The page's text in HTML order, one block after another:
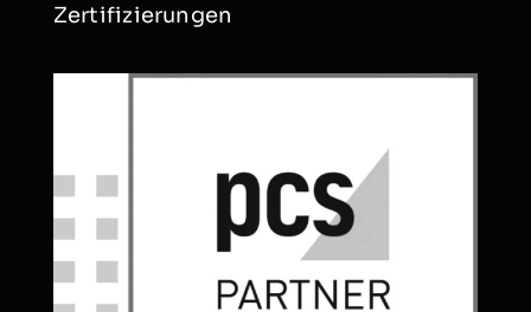
Zertifizierungen